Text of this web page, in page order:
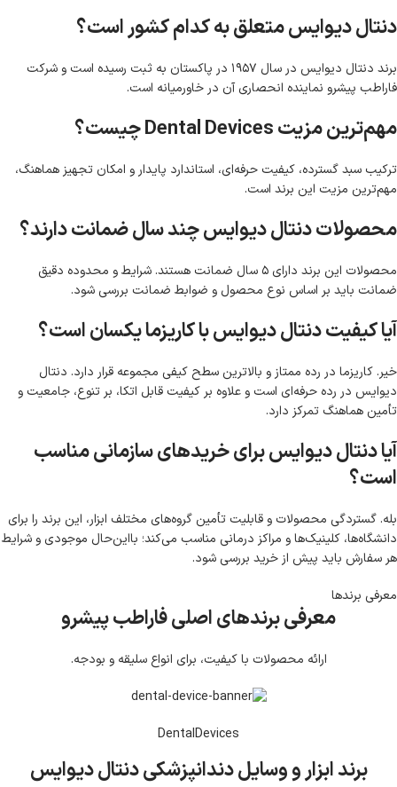
دنتال دیوایس متعلق به کدام کشور است؟
برند دنتال دیوایس در سال ۱۹۵۷ در پاکستان به ثبت رسیده است و شرکت
فاراطب پیشرو نماینده انحصاری آن در خاورمیانه است.
مهم‌ترین مزیت Dental Devices چیست؟
ترکیب سبد گسترده، کیفیت حرفه‌ای، استاندارد پایدار و امکان تجهیز هماهنگ،
مهم‌ترین مزیت این برند است.
محصولات دنتال دیوایس چند سال ضمانت دارند؟
محصولات این برند دارای ۵ سال ضمانت هستند. شرایط و محدوده دقیق
ضمانت باید بر اساس نوع محصول و ضوابط ضمانت بررسی شود.
آیا کیفیت دنتال دیوایس با کاریزما یکسان است؟
خیر. کاریزما در رده ممتاز و بالاترین سطح کیفی مجموعه قرار دارد. دنتال
دیوایس در رده حرفه‌ای است و علاوه بر کیفیت قابل اتکا، بر تنوع، جامعیت و
تأمین هماهنگ تمرکز دارد.
آیا دنتال دیوایس برای خریدهای سازمانی مناسب
است؟
بله. گستردگی محصولات و قابلیت تأمین گروه‌های مختلف ابزار، این برند را برای
دانشگاه‌ها، کلینیک‌ها و مراکز درمانی مناسب می‌کند؛ بااین‌حال موجودی و شرایط
هر سفارش باید پیش از خرید بررسی شود.
معرفی برند‌ها
معرفی برندهای اصلی فاراطب پیشرو
ارائه محصولات با کیفیت، برای انواع سلیقه و بودجه.
DentalDevices
برند ابزار و وسایل دندانپزشکی دنتال دیوایس